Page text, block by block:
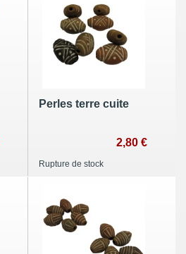
Perles terre cuite
2,80 €
Rupture de stock